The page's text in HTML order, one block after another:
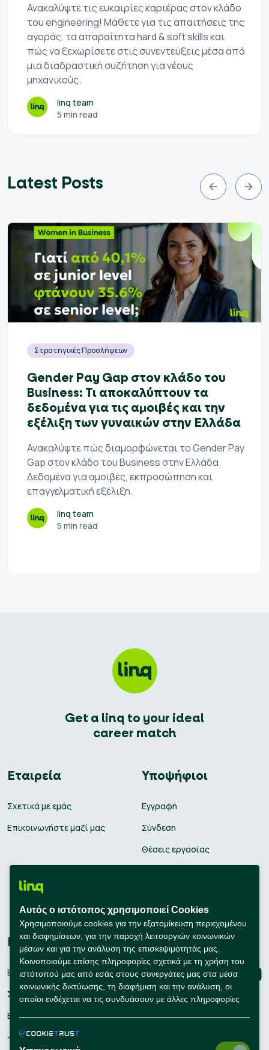
Ανακαλύψτε τις ευκαιρίες καριέρας στον κλάδο
του engineering! Μάθετε για τις απαιτήσεις της
αγοράς, τα απαραίτητα hard & soft skills και
πώς να ξεχωρίσετε στις συνεντεύξεις μέσα από
μια διαδραστική συζήτηση για νέους
μηχανικούς.
linq team
5 min read
Latest Posts
Στρατηγικές Προσλήψεων
Gender Pay Gap στον κλάδο του
Business: Τι αποκαλύπτουν τα
δεδομένα για τις αμοιβές και την
εξέλιξη των γυναικών στην Ελλάδα
Ανακαλύψτε πώς διαμορφώνεται το Gender Pay
Gap στον κλάδο του Business στην Ελλάδα.
Δεδομένα για αμοιβές, εκπροσώπηση και
επαγγελματική εξέλιξη.
linq team
5 min read
Get a linq to your ideal
career match
Εταιρεία
Σχετικά με εμάς
Επικοινωνήστε μαζί μας
Υποψήφιοι
Εγγραφή
Σύνδεση
Θέσεις εργασίας
Συμβουλές Καριέρας
Εταιρείες
Εγγραφή
Σύνδεση
Εργαλεία Προσλήψεων
– Self Service Hiring Solutions
Connect with us
Αυτός ο ιστότοπος χρησιμοποιεί Cookies
Χρησιμοποιούμε cookies για την εξατομίκευση περιεχομένου
και διαφημίσεων, για την παροχή λειτουργιών κοινωνικών
μέσων και για την ανάλυση της επισκεψιμότητάς μας.
Κοινοποιούμε επίσης πληροφορίες σχετικά με τη χρήση του
ιστότοπού μας από εσάς στους συνεργάτες μας στα μέσα
κοινωνικής δικτύωσης, τη διαφήμιση και την ανάλυση, οι
οποίοι ενδέχεται να τις συνδυάσουν με άλλες πληροφορίες